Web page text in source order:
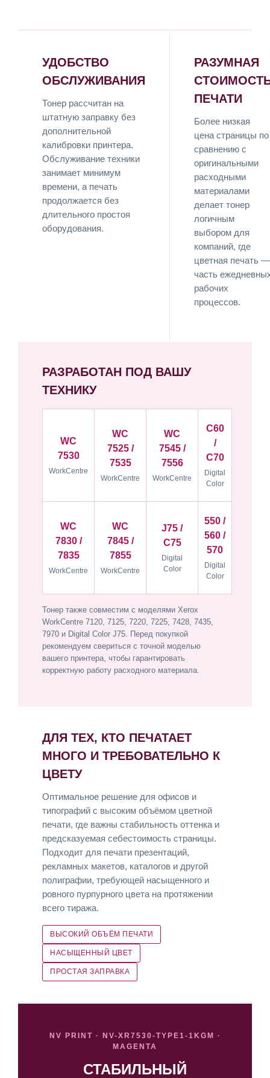
УДОБСТВО
ОБСЛУЖИВАНИЯ
Тонер рассчитан на
штатную заправку без
дополнительной
калибровки принтера.
Обслуживание техники
занимает минимум
времени, а печать
продолжается без
длительного простоя
оборудования.
РАЗУМНАЯ
ПЕЧАТИ
Более низкая
цена страницы по
сравнению с
оригинальными
расходными
материалами
делает тонер
логичным
выбором для
компаний, где
цветная печать —
часть
рабочих
процессов.
РАЗРАБОТАН ПОД ВАШУ
ТЕХНИКУ
WC
7530
WorkCentre
WC
7525 /
7535
WorkCentre
WC
7545 /
7556
WorkCentre
C60
/
C70
Digital
Color
WC
7830 /
7835
WorkCentre
WC
7845 /
7855
WorkCentre
J75 /
C75
Digital
Color
550 /
560 /
570
Digital
Color
Тонер также совместим с моделями Xerox
WorkCentre 7120, 7125, 7220, 7225, 7428, 7435,
7970 и Digital Color J75. Перед покупкой
рекомендуем свериться с точной моделью
вашего принтера, чтобы гарантировать
корректную работу расходного материала.
ДЛЯ ТЕХ, КТО ПЕЧАТАЕТ
МНОГО И ТРЕБОВАТЕЛЬНО К
ЦВЕТУ
Оптимальное решение для офисов и
типографий с высоким объёмом цветной
печати, где важны стабильность оттенка и
предсказуемая себестоимость страницы.
Подходит для печати презентаций,
рекламных макетов, каталогов и другой
полиграфии, требующей насыщенного и
ровного пурпурного цвета на протяжении
всего тиража.
ВЫСОКИЙ ОБЪЁМ ПЕЧАТИ
НАСЫЩЕННЫЙ ЦВЕТ
ПРОСТАЯ ЗАПРАВКА
NV PRINT · NV-XR7530-TYPE1-1KGM ·
MAGENTA
СТАБИЛЬНЫЙ